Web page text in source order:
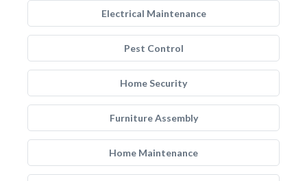
Electrical Maintenance
Pest Control
Home Security
Furniture Assembly
Home Maintenance